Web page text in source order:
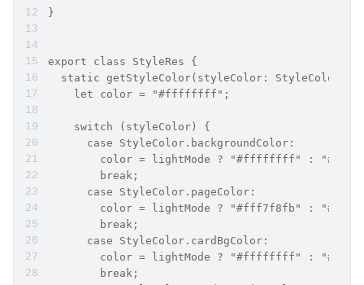
}
export class StyleRes {
static getStyleColor(styleColor: StyleColor,
    let color = "#ffffffff";
    switch (styleColor) {
      case StyleColor.backgroundColor:
color = lightMode ? "#ffffffff" :
        break;
      case StyleColor.pageColor:
color = lightMode ? "#fff7f8fb" :
        break;
      case StyleColor.cardBgColor:
color = lightMode ? "#ffffffff" :
        break;